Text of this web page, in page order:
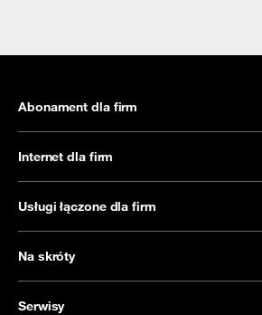
Abonament dla firm
Internet dla firm
Usługi łączone dla firm
Na skróty
Serwisy